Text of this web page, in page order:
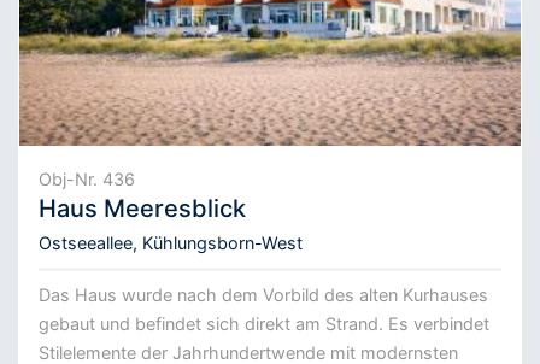
Obj-Nr. 436
Haus Meeresblick
Ostseeallee, Kühlungsborn-West
Das Haus wurde nach dem Vorbild des alten Kurhauses
gebaut und befindet sich direkt am Strand. Es verbindet
Stilelemente der Jahrhundertwende mit modernsten